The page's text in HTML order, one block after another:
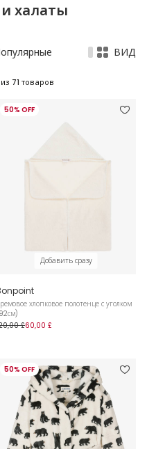
халаты
ВИД
из 71 товаров
50% OFF
Добавить сразу
хлопковое полотенце с уголком
£60,00 £
50% OFF